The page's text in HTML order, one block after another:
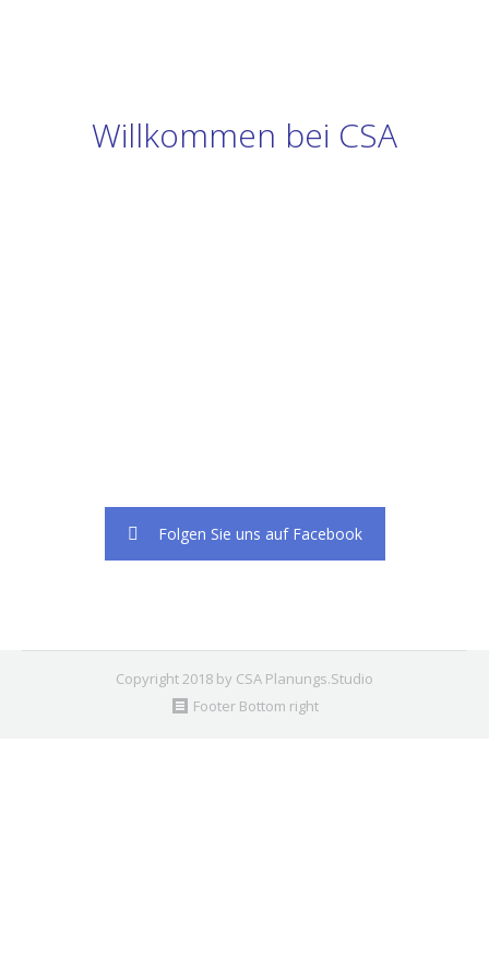
Willkommen bei CSA
Folgen Sie uns auf Facebook
Copyright 2018 by CSA Planungs.Studio
Footer Bottom right